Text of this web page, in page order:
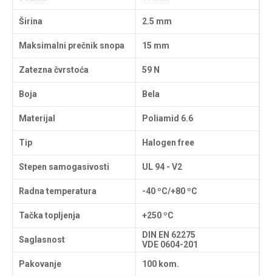
Širina 2.5 mm
Maksimalni prečnik snopa 15 mm
Zatezna čvrstoća 59 N
Boja Bela
Materijal Poliamid 6.6
Tip Halogen free
Stepen samogasivosti UL 94 - V2
Radna temperatura -40 ºC/+80 ºC
Tačka topljenja +250 ºC
Saglasnost
DIN EN 62275
VDE 0604-201
Pakovanje
100 kom.